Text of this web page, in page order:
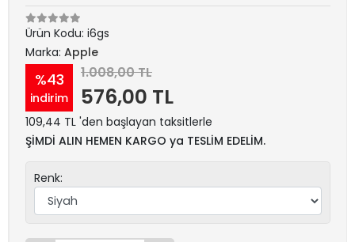
Ürün Kodu: i6gs
Marka: Apple
%43
indirim
1.008,00 TL
576,00 TL
109,44 TL 'den başlayan taksitlerle
ŞİMDİ ALIN HEMEN KARGO ya TESLİM EDELİM.
Renk: